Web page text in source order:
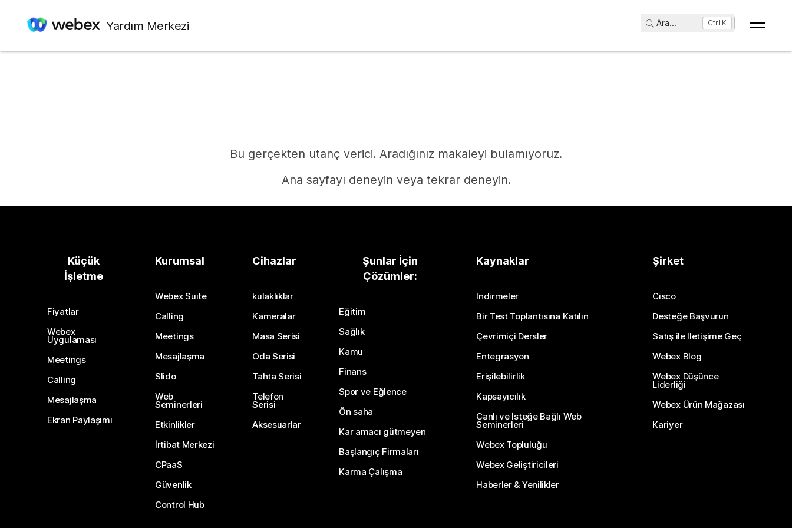
Yardım Merkezi Ara... Ctrl K
Bu gerçekten utanç verici. Aradığınız makaleyi bulamıyoruz.
Ana sayfayı deneyin veya tekrar deneyin.
Yanıta mı ihtiyacınız var?
Küçük
İşletme
Fiyatlar
Webex
Uygulaması
Meetings
Calling
Mesajlaşma
Ekran Paylaşımı
Kurumsal
Webex Suite
Calling
Meetings
Mesajlaşma
Slido
Web
Seminerleri
Etkinlikler
İrtibat Merkezi
CPaaS
Güvenlik
Control Hub
Cihazlar
kulaklıklar
Kameralar
Masa Serisi
Oda Serisi
Tahta Serisi
Telefon
Serisi
Aksesuarlar
Şunlar İçin
Çözümler:
Eğitim
Sağlık
Kamu
Finans
Spor ve Eğlence
Ön saha
Kar amacı gütmeyen
Başlangıç Firmaları
Karma Çalışma
Kaynaklar
İndirmeler
Bir Test Toplantısına Katılın
Çevrimiçi Dersler
Entegrasyon
Erişilebilirlik
Kapsayıcılık
Canlı ve İsteğe Bağlı Web
Seminerleri
Webex Topluluğu
Webex Geliştiricileri
Haberler & Yenilikler
Şirket
Cisco
Desteğe Başvurun
Satış ile İletişime Geç
Webex Blog
Webex Düşünce
Liderliği
Webex Ürün Mağazası
Kariyer